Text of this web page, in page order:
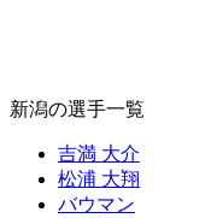
新潟の選手一覧
吉満 大介
松浦 大翔
バウマン